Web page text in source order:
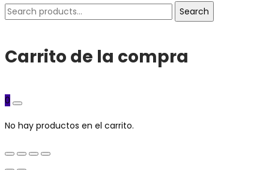
Search
Search
Carrito de la compra
0
No hay productos en el carrito.